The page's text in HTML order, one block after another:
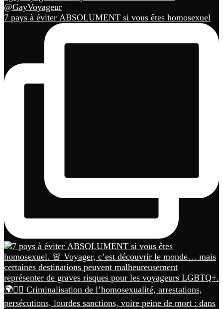
7 pays à éviter ABSOLUMENT si vous êtes homosexuel